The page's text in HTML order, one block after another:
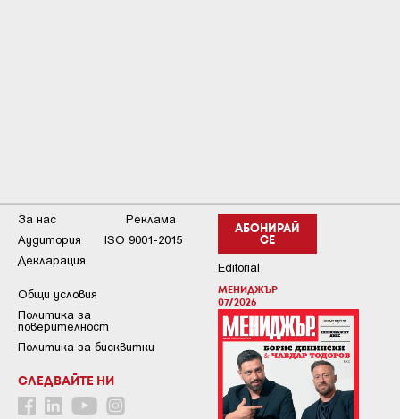
АБОНИРАЙ
СЕ
Editorial
МЕНИДЖЪР
07/2026
За нас
Реклама
Аудитория
ISO 9001-2015
Декларация
Общи условия
Пoлитикa зa
пoвepитeлнocт
Политика за бисквитки
СЛЕДВАЙТЕ НИ